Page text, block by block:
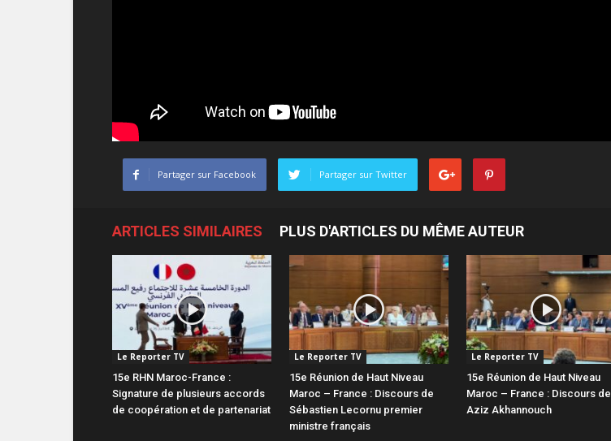
Partager sur Facebook Partager sur Twitter
ARTICLES SIMILAIRES PLUS D'ARTICLES DU MÊME AUTEUR
Le Reporter TV
15e RHN Maroc-France :
Signature de plusieurs accords
de coopération et de partenariat
Le Reporter TV
15e Réunion de Haut Niveau
Maroc – France : Discours de
Sébastien Lecornu premier
ministre français
Le Reporter TV
15e Réunion de Haut Niveau
Maroc – France : Discours de
Aziz Akhannouch